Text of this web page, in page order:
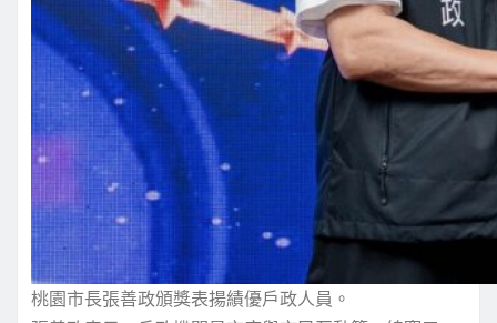
桃園市長張善政頒獎表揚績優戶政人員。